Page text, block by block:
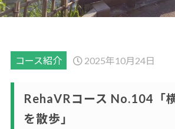
コース紹介 2025年10月24日
RehaVRコース No.104「
を散歩」